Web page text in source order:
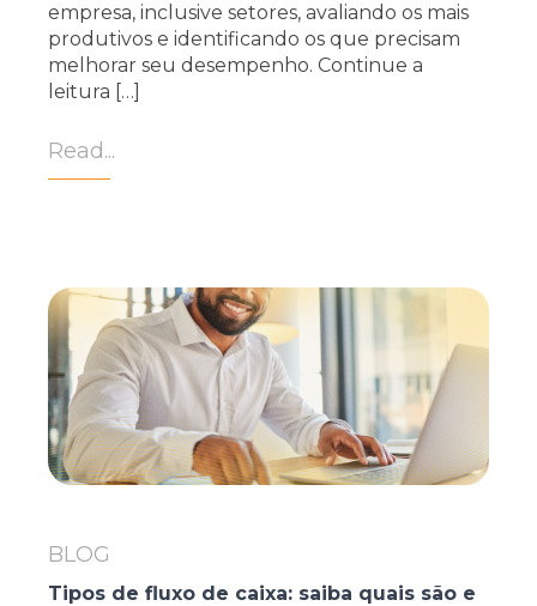
empresa, inclusive setores, avaliando os mais
produtivos e identificando os que precisam
melhorar seu desempenho. Continue a
leitura […]
Read...
BLOG
Tipos de fluxo de caixa: saiba quais são e